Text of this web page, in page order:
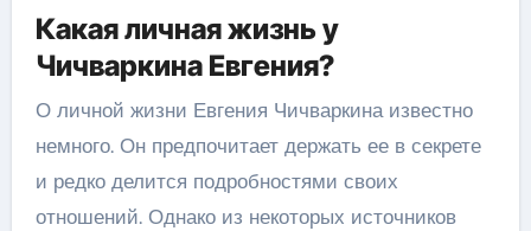
Какая личная жизнь у
Чичваркина Евгения?
О личной жизни Евгения Чичваркина известно
немного. Он предпочитает держать ее в секрете
и редко делится подробностями своих
отношений. Однако из некоторых источников